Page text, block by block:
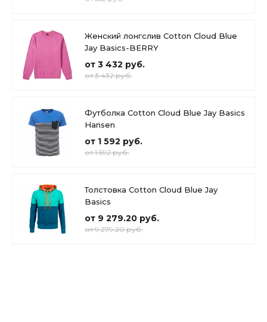
Женский лонгслив Cotton Cloud Blue
Jay Basics-BERRY
от 3 432 руб.
от 3 432 руб.
Футболка Cotton Cloud Blue Jay Basics
Hansen
от 1 592 руб.
от 1 592 руб.
Толстовка Cotton Cloud Blue Jay
Basics
от 9 279.20 руб.
от 9 279.20 руб.